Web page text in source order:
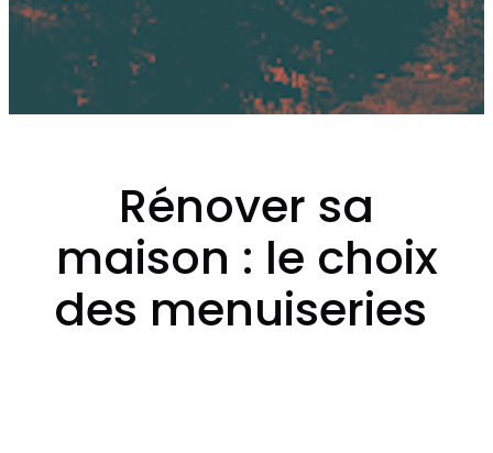
Rénover sa
maison : le choix
des menuiseries